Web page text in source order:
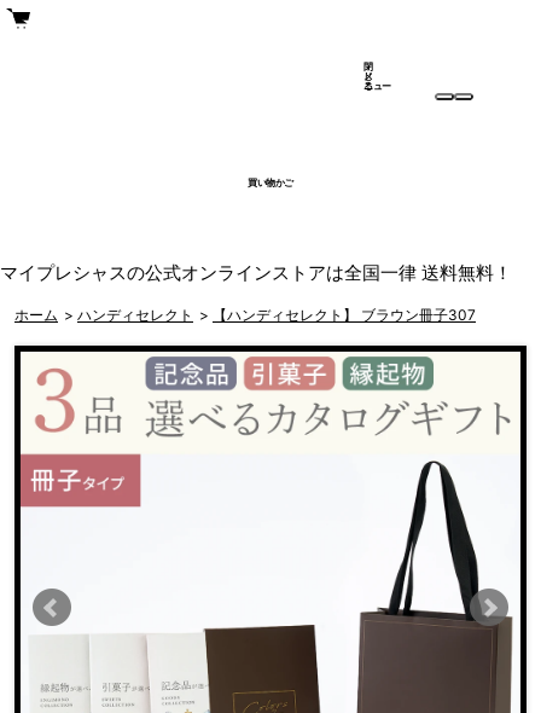
買い物かご
メ
ニュー
閉
じ
る
マイプレシャスの公式オンラインストアは全国一律 送料無料！
ホーム > ハンディセレクト > 【ハンディセレクト】 ブラウン冊子307